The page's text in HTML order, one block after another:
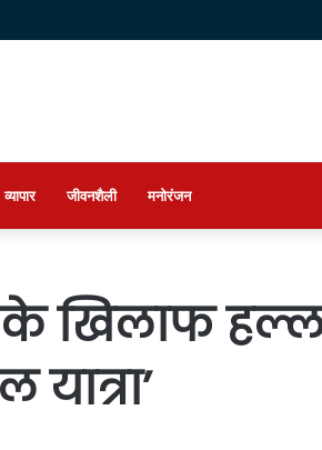
व्यापार जीवनशैली मनोरंजन
के खिलाफ